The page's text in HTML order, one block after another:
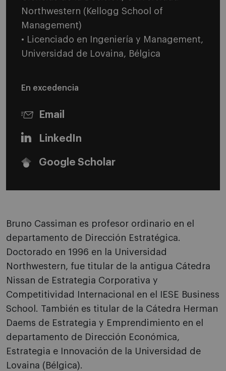
Northwestern (Kellogg School of
Management)
• Licenciado en Ingeniería y Management,
Universidad de Lovaina, Bélgica
En excedencia
Email
LinkedIn
Google Scholar
Bruno Cassiman es profesor ordinario en el
departamento de Dirección Estratégica.
Doctorado en 1996 en la Universidad
Northwestern, fue titular de la antigua Cátedra
Nissan de Estrategia Corporativa y
Competitividad Internacional en el IESE Business
School. También es titular de la Cátedra Herman
Daems de Estrategia y Emprendimiento en el
departamento de Dirección Económica,
Estrategia e Innovación de la Universidad de
Lovaina (Bélgica).